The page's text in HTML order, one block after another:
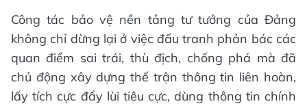
Công tác bảo vệ nền tảng tư tưởng của Đảng
không chỉ dừng lại ở việc đấu tranh phản bác các
quan điểm sai trái, thù địch, chống phá mà đã
chủ động xây dựng thế trận thông tin liên hoàn,
lấy tích cực đẩy lùi tiêu cực, dùng thông tin chính